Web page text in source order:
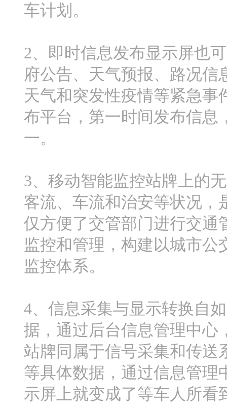
车计划。
2、即时信息发布显示屏也
府公告、天气预报、路况
天气和突发性疫情等紧急事
布平台，第一时间发布信息
一。
3、移动智能监控站牌上的
客流、车流和治安等状况，
仅方便了交管部门进行交通
监控和管理，构建以城市
监控体系。
4、信息采集与显示转换自
据，通过后台信息管理中心
站牌同属于信号采集和传送
等具体数据，通过信息管理
示屏上就变成了等车人所看